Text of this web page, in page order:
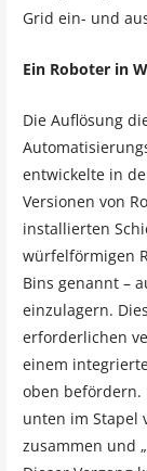
Grid ein- und
Ein Roboter in
Die Auflösung
entwickelte in
Versionen von
installierten
würfelförmigen
Bins genannt –
einzulagern.
erforderlichen
einem
oben befördern.
unten im Stapel
zusammen und